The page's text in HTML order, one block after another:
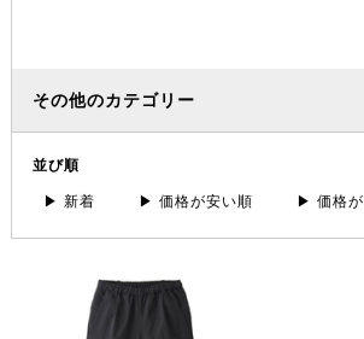
その他のカテゴリー
並び順
▶ 新着 ▶ 価格が安い順 ▶ 価格